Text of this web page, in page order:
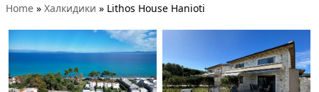
Home » Халкидики » Lithos House Hanioti